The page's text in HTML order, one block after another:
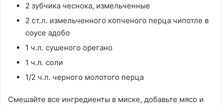
2 зубчика чеснока, измельченные
2 ст.л. измельченного копченого перца чипотле в
соусе адобо
1 ч.л. сушеного орегано
1 ч.л. соли
1/2 ч.л. черного молотого перца
Смешайте все ингредиенты в миске, добавьте мясо и